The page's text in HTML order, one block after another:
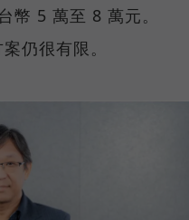
幣 5 萬至 8 萬元。
仍很有限。